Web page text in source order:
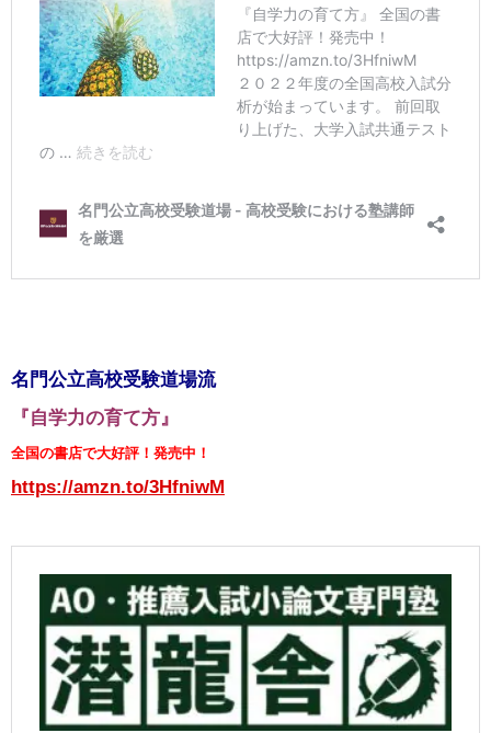
名門公立高校受験道場流
『自学力の育て方』
全国の書店で大好評！発売中！
https://amzn.to/3HfniwM